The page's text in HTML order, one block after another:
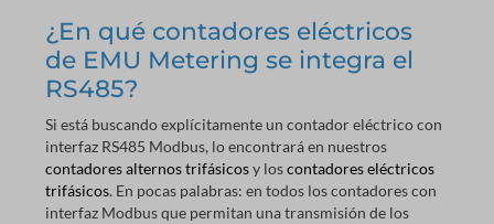
¿En qué contadores eléctricos
de EMU Metering se integra el
RS485?
Si está buscando explícitamente un contador eléctrico con
interfaz RS485 Modbus, lo encontrará en nuestros
contadores alternos trifásicosy loscontadores eléctricos
trifásicos. En pocas palabras: en todos los contadores con
interfaz Modbus que permitan una transmisión de los